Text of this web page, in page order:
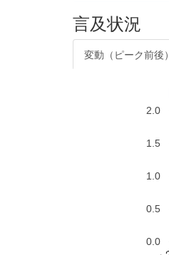
言及状況
変動（ピーク前後）
0.0
0.5
1.0
1.5
2.0